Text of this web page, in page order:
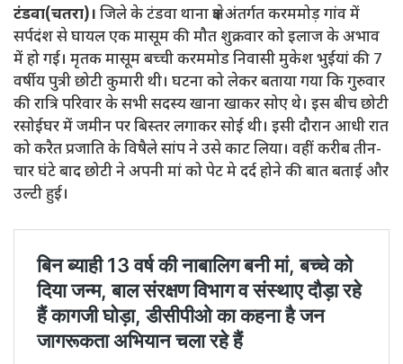
टंडवा(चतरा)। जिले के टंडवा थाना क्षेत्र अंतर्गत करममोड़ गांव में
सर्पदंश से घायल एक मासूम की मौत शुक्रवार को इलाज के अभाव
में हो गई। मृतक मासूम बच्ची करममोड निवासी मुकेश भुईयां की 7
वर्षीय पुत्री छोटी कुमारी थी। घटना को लेकर बताया गया कि गुरुवार
की रात्रि परिवार के सभी सदस्य खाना खाकर सोए थे। इस बीच छोटी
रसोईघर में जमीन पर बिस्तर लगाकर सोई थी। इसी दौरान आधी रात
को करैत प्रजाति के विषैले सांप ने उसे काट लिया। वहीं करीब तीन-
चार घंटे बाद छोटी ने अपनी मां को पेट मे दर्द होने की बात बताई और
उल्टी हुई।